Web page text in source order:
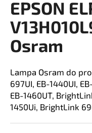
EPSON
Osram
Lampa Osram do
697UI, EB-1440UI,
EB-1460UT,
1450Ui, BrightLink
a
j
í
t
?